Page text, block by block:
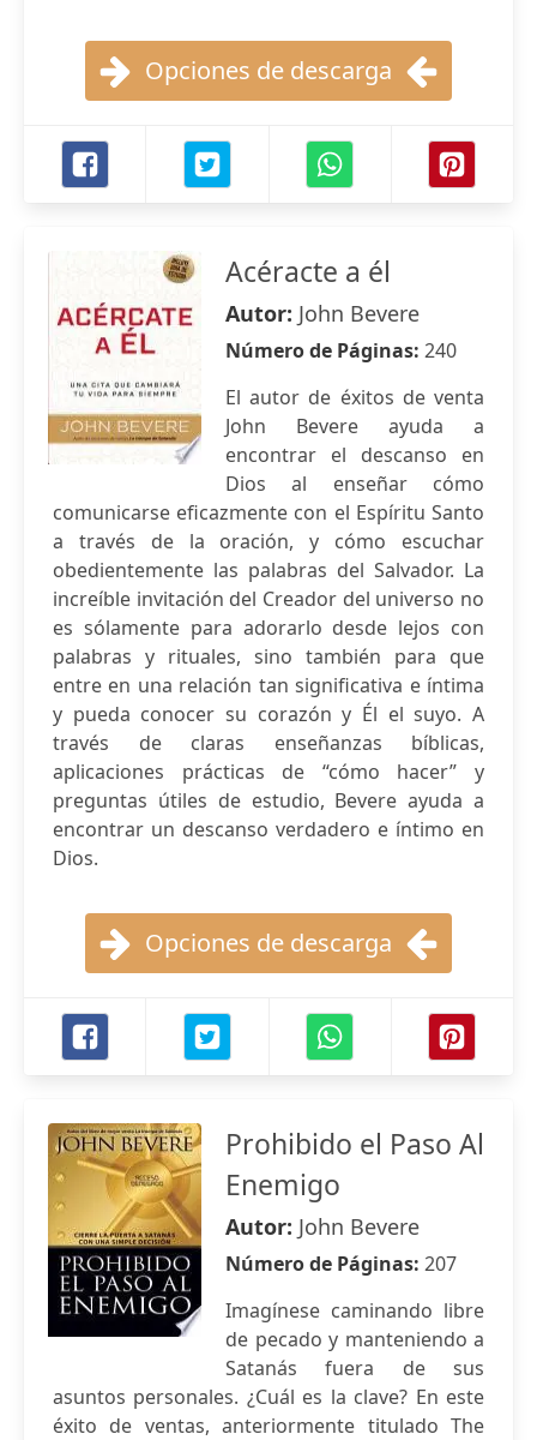
Opciones de descarga
Acéracte a él
Autor: John Bevere
Número de Páginas: 240
El autor de éxitos de venta
John Bevere ayuda a
encontrar el descanso en
Dios al enseñar cómo
comunicarse eficazmente con el Espíritu Santo
a través de la oración, y cómo escuchar
obedientemente las palabras del Salvador. La
increíble invitación del Creador del universo no
es sólamente para adorarlo desde lejos con
palabras y rituales, sino también para que
entre en una relación tan significativa e íntima
y pueda conocer su corazón y Él el suyo. A
través de claras enseñanzas bíblicas,
aplicaciones prácticas de “cómo hacer” y
preguntas útiles de estudio, Bevere ayuda a
encontrar un descanso verdadero e íntimo en
Dios.
Opciones de descarga
Prohibido el Paso Al
Enemigo
Autor: John Bevere
Número de Páginas: 207
Imagínese caminando libre
de pecado y manteniendo a
Satanás fuera de sus
asuntos personales. ¿Cuál es la clave? En este
éxito de ventas, anteriormente titulado The